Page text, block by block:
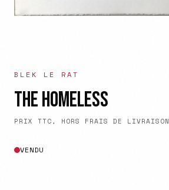
BLEK LE RAT
THE HOMELESS
PRIX TTC, HORS FRAIS DE LIVRAISON
VENDU